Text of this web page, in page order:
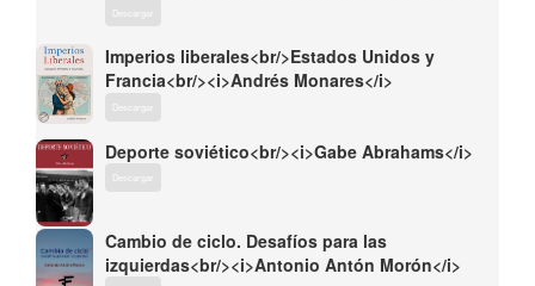
Descargar
Imperios liberales<br/>Estados Unidos y
Francia<br/><i>Andrés Monares</i>
Descargar
Deporte soviético<br/><i>Gabe Abrahams</i>
Descargar
Cambio de ciclo. Desafíos para las
izquierdas<br/><i>Antonio Antón Morón</i>